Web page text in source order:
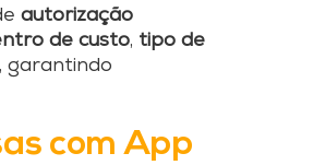
autorização
de custo, tipo de
garantindo
com App